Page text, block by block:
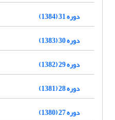
دوره 31 (1384)
دوره 30 (1383)
دوره 29 (1382)
دوره 28 (1381)
دوره 27 (1380)